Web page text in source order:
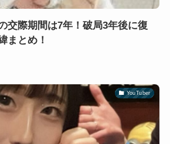
交際期間は7年！破局3年後に復
まとめ！
YouTuber